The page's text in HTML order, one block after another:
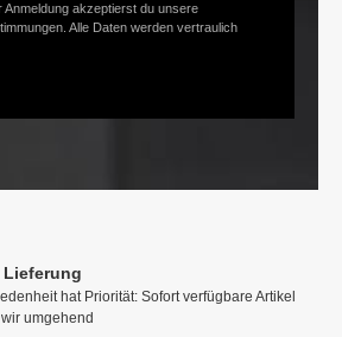
Anmeldung akzeptierst du unsere
Alle Daten werden vertraulich
hat Priorität: Sofort verfügbare Artikel
umgehend